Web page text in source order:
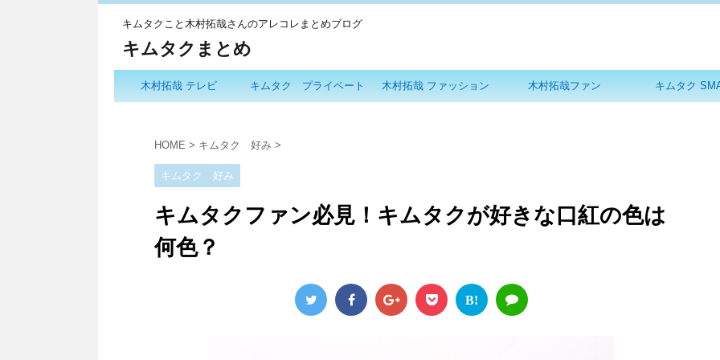
キムタクこと木村拓哉さんのアレコレまとめブログ
キムタクまとめ
木村拓哉 テレビ キムタク プライベート 木村拓哉 ファッション 木村拓哉ファン キムタク
HOME > キムタク 好み >
キムタク 好み
キムタクファン必見！キムタクが好きな口紅の色は
何色？
B!